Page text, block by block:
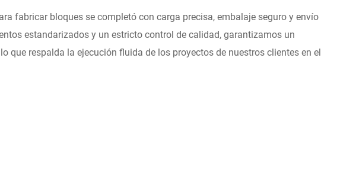
fabricar bloques se completó con carga precisa, embalaje seguro y envío
estandarizados y un estricto control de calidad, garantizamos un
que respalda la ejecución fluida de los proyectos de nuestros clientes en el